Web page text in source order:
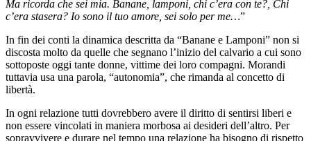
Ma ricorda che sei mia. Banane, lamponi, chi c’era con te?, Chi
c’era stasera? Io sono il tuo amore, sei solo per me…”
In fin dei conti la dinamica descritta da “Banane e Lamponi” non si
discosta molto da quelle che segnano l’inizio del calvario a cui sono
sottoposte oggi tante donne, vittime dei loro compagni. Morandi
tuttavia usa una parola, “autonomia”, che rimanda al concetto di
libertà.
In ogni relazione tutti dovrebbero avere il diritto di sentirsi liberi e
non essere vincolati in maniera morbosa ai desideri dell’altro. Per
sopravvivere e durare nel tempo una relazione ha bisogno di rispetto